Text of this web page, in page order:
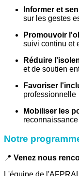
Informer et
sur les gestes
Promouvoir
suivi continu et
Réduire
et de soutien
Favoriser
professionnelle
Mobiliser les
Notre
📍 Venez nous
L'équipe de